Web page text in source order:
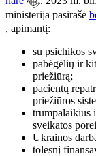
ministerija pasirašė
, apimantį:
su psichikos
pabėgėlių ir
priežiūrą;
pacientų
priežiūros
trumpalaikius
sveikatos
Ukrainos
tolesnį